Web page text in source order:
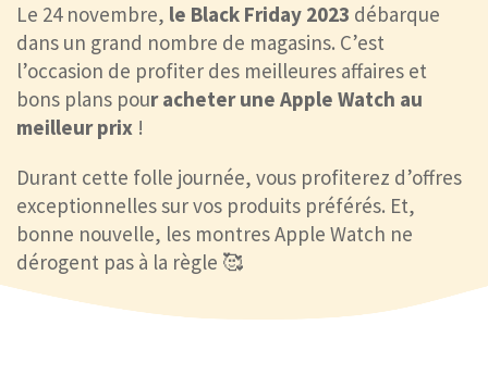
Le 24 novembre, le Black Friday 2023 débarque
dans un grand nombre de magasins. C’est
l’occasion de profiter des meilleures affaires et
bons plans pour acheter une Apple Watch au
meilleur prix !
Durant cette folle journée, vous profiterez d’offres
exceptionnelles sur vos produits préférés. Et,
bonne nouvelle, les montres Apple Watch ne
dérogent pas à la règle 🥰